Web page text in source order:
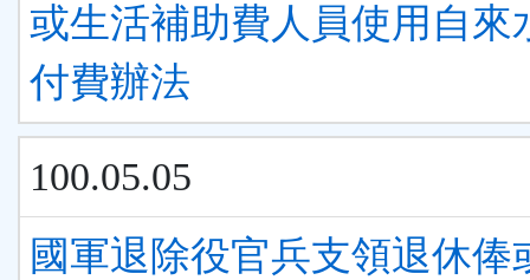
或生活補助費人員使用自來
付費辦法
100.05.05
國軍退除役官兵支領退休俸